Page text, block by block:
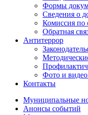
Формы
Сведения о
Комиссия по
Обратная
Антитеррор
Фото и
Контакты
Муниципальные
Анонсы событий